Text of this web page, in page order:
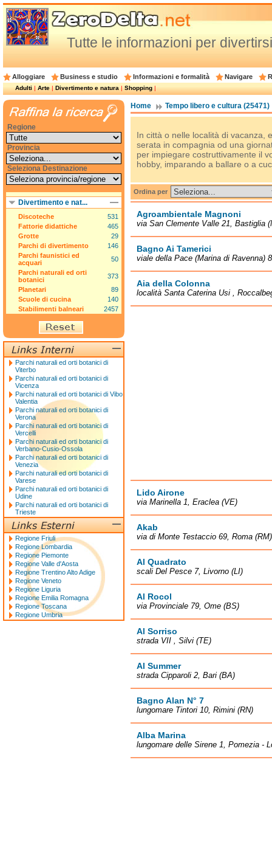
Tutte le informazioni per
Alloggiare Business e studio Informazioni e formalità Navigare
Adulti|Arte|Divertimento e natura|Shopping|
Home Tempo libero e cultura (25471)
In città o nelle località di vacanza,
serata in compagnia od una
per impiegare costruttivamente il
hobby, imparando a ballare o a
Ordina per
Agroambientale Magnoni
via San Clemente Valle 21, Bastiglia
Bagno Ai Tamerici
viale della Pace (Marina di Ravenna)
Aia della Colonna
località Santa Caterina Usi ,
Lido Airone
via Marinella 1, Eraclea (VE)
Akab
via di Monte Testaccio 69, Roma (RM)
Al Quadrato
scali Del Pesce 7, Livorno (LI)
Al Rocol
via Provinciale 79, Ome (BS)
Al Sorriso
strada VII , Silvi (TE)
Al Summer
strada Cipparoli 2, Bari (BA)
Bagno Alan N° 7
lungomare Tintori 10, Rimini (RN)
Alba Marina
lungomare delle Sirene 1, Pomezia -
Regione
Provincia
Seleziona Destinazione
Divertimento e nat...
Discoteche
531
Fattorie didattiche
465
Grotte
29
Parchi di divertimento
146
Parchi faunistici ed
acquari
50
Parchi naturali ed orti
botanici
373
Planetari
89
Scuole di cucina
140
Stabilimenti balneari
2457
Parchi naturali ed orti botanici di
Viterbo
Parchi naturali ed orti botanici di
Vicenza
Parchi naturali ed orti botanici di Vibo
Valentia
Parchi naturali ed orti botanici di
Verona
Parchi naturali ed orti botanici di
Vercelli
Parchi naturali ed orti botanici di
Verbano-Cusio-Ossola
Parchi naturali ed orti botanici di
Venezia
Parchi naturali ed orti botanici di
Varese
Parchi naturali ed orti botanici di
Udine
Parchi naturali ed orti botanici di
Trieste
Regione Friuli
Regione Lombardia
Regione Piemonte
Regione Valle d'Aosta
Regione Trentino Alto Adige
Regione Veneto
Regione Liguria
Regione Emilia Romagna
Regione Toscana
Regione Umbria